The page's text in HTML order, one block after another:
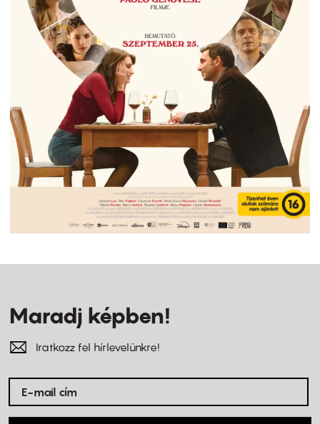
Maradj képben!
Iratkozz fel hírlevelünkre!